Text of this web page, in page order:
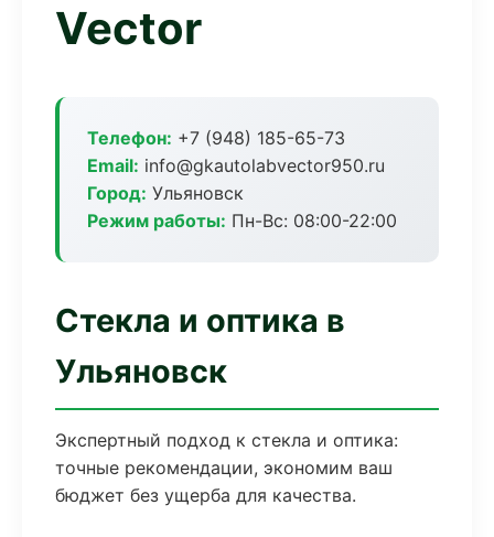
Vector
Телефон: +7 (948) 185-65-73
Email: info@gkautolabvector950.ru
Город: Ульяновск
Режим работы: Пн-Вс: 08:00-22:00
Стекла и оптика в
Ульяновск
Экспертный подход к стекла и оптика:
точные рекомендации, экономим ваш
бюджет без ущерба для качества.